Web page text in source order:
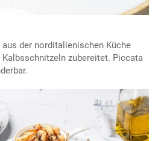
der norditalienischen Küche
zubereitet. Piccata